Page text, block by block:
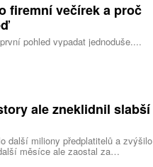
firemní večírek a proč
pohled vypadat jednoduše....
ale zneklidnil slabší
další miliony předplatitelů a zvýšilo
měsíce ale zaostal za
bude vyžadovat vyšší výdaje na